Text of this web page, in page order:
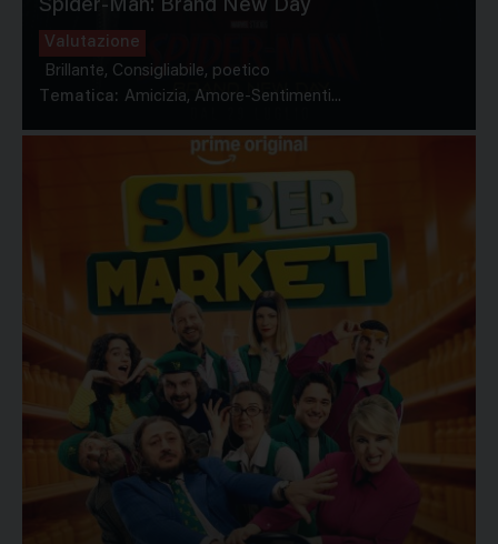
Spider-Man: Brand New Day
Valutazione
Brillante, Consigliabile, poetico
Tematica: Amicizia, Amore-Sentimenti...